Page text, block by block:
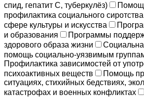
спид, гепатит С, туберкулёз)
профилактика социального сиротства
сфере культуры и искусства
и образования
Программы
здорового образа жизни
помощь социально-уязвимым
Профилактика зависимостей от
психоактивных веществ
Помощь
ситуациях, стихийных бедствиях,
катастрофах и военных конфликтах